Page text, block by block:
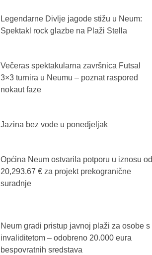
Legendarne Divlje jagode stižu u Neum:
Spektakl rock glazbe na Plaži Stella
Večeras spektakularna završnica Futsal
3×3 turnira u Neumu – poznat raspored
nokaut faze
Jazina bez vode u ponedjeljak
Općina Neum ostvarila potporu u iznosu od
20,293.67 € za projekt prekogranične
suradnje
Neum gradi pristup javnoj plaži za osobe s
invaliditetom – odobreno 20.000 eura
bespovratnih sredstava